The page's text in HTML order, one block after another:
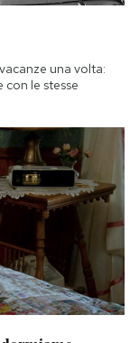
una volta:
con le stesse